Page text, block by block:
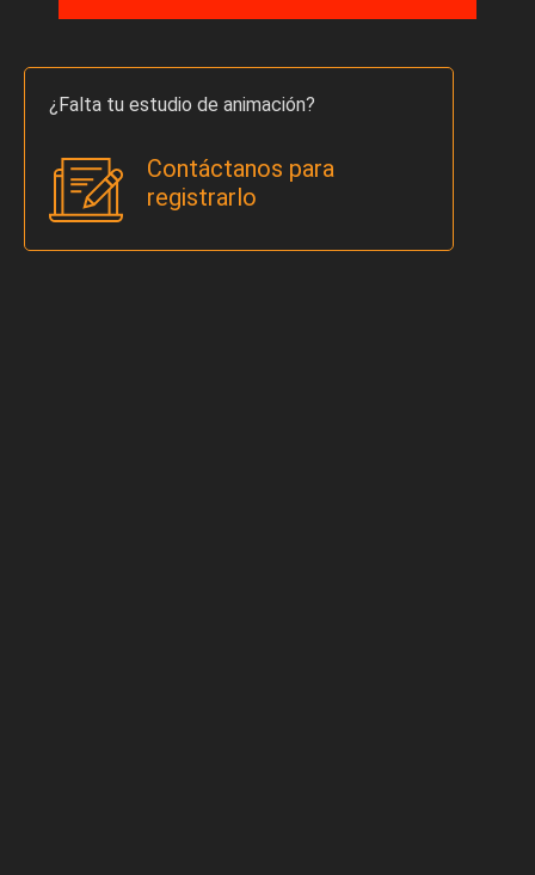
¿Falta tu estudio de animación?
Contáctanos para
registrarlo